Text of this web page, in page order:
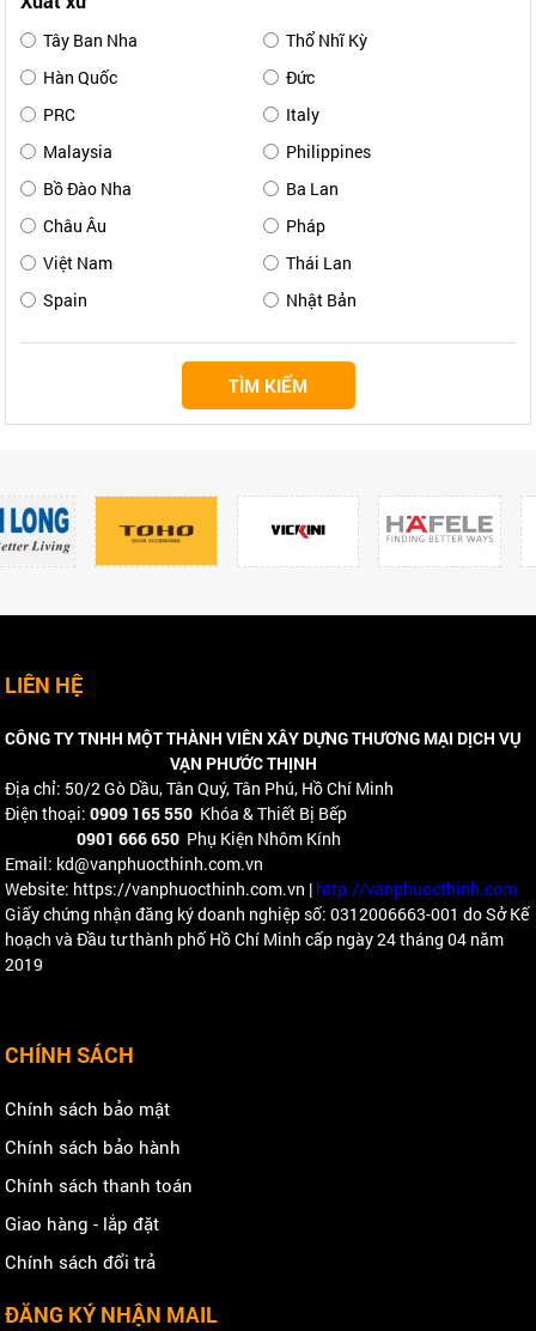
Tây Ban Nha
Thổ Nhĩ Kỳ
Hàn Quốc
Đức
PRC
Italy
Malaysia
Philippines
Bồ Đào Nha
Ba Lan
Châu Âu
Pháp
Việt Nam
Thái Lan
Spain
Nhật Bản
TÌM KIẾM
LIÊN HỆ
CÔNG TY TNHH MỘT THÀNH VIÊN XÂY DỰNG THƯƠNG MẠI DỊCH VỤ
VẠN PHƯỚC THỊNH
Địa chỉ: 50/2 Gò Dầu, Tân Quý, Tân Phú, Hồ Chí Minh
Điện thoại:0909 165 550 Khóa & Thiết Bị Bếp
0901 666 650 Phụ Kiện Nhôm Kính
Email: kd@vanphuocthinh.com.vn
Website: https://vanphuocthinh.com.vn | http://vanphuocthinh.com
Giấy chứng nhận đăng ký doanh nghiệp số: 0312006663-001 do Sở Kế
hoạch và Đầu tư thành phố Hồ Chí Minh cấp ngày 24 tháng 04 năm
2019
CHÍNH SÁCH
Chính sách bảo mật
Chính sách bảo hành
Chính sách thanh toán
Giao hàng - lắp đặt
Chính sách đổi trả
ĐĂNG KÝ NHẬN MAIL